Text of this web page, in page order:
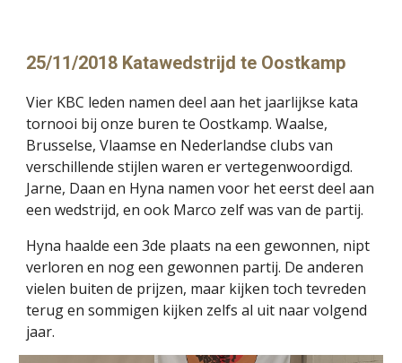
25/11/2018 Katawedstrijd te Oostkamp
Vier KBC leden namen deel aan het jaarlijkse kata
tornooi bij onze buren te Oostkamp. Waalse,
Brusselse, Vlaamse en Nederlandse clubs van
verschillende stijlen waren er vertegenwoordigd.
Jarne, Daan en Hyna namen voor het eerst deel aan
een wedstrijd, en ook Marco zelf was van de partij.
Hyna haalde een 3de plaats na een gewonnen, nipt
verloren en nog een gewonnen partij. De anderen
vielen buiten de prijzen, maar kijken toch tevreden
terug en sommigen kijken zelfs al uit naar volgend
jaar.